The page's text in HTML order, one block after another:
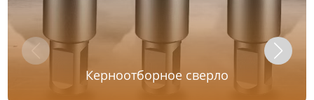
Керноотборное сверло